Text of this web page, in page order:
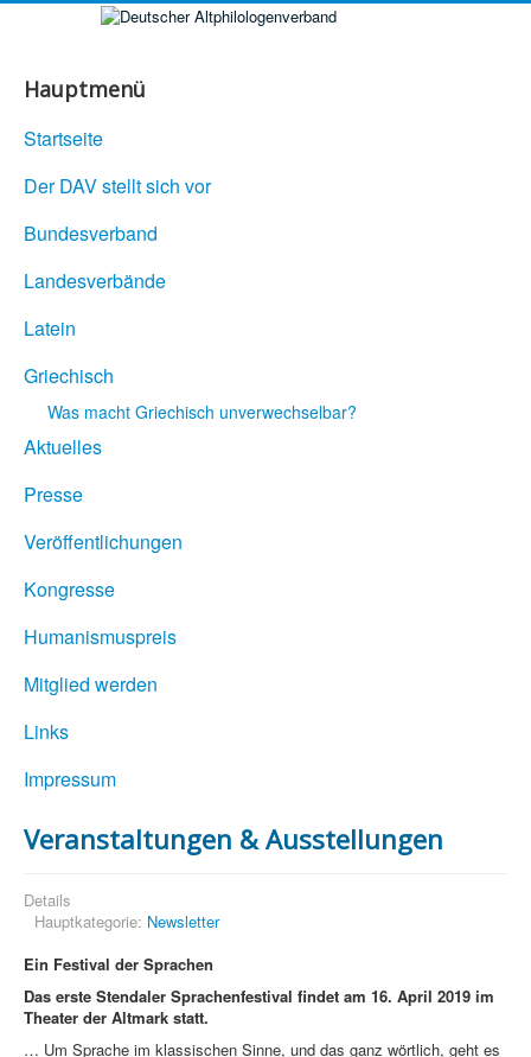
Hauptmenü
Startseite
Der DAV stellt sich vor
Bundesverband
Landesverbände
Latein
Griechisch
Was macht Griechisch unverwechselbar?
Aktuelles
Presse
Veröffentlichungen
Kongresse
Humanismuspreis
Mitglied werden
Links
Impressum
Veranstaltungen & Ausstellungen
Details
Hauptkategorie: Newsletter
Ein Festival der Sprachen
Das erste Stendaler Sprachenfestival findet am 16. April 2019 im
Theater der Altmark statt.
… Um Sprache im klassischen Sinne, und das ganz wörtlich, geht es